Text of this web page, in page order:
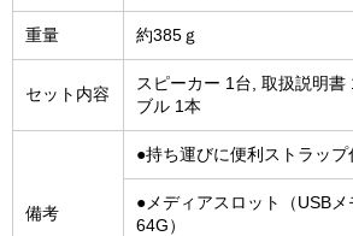
重量 約385ｇ
セット内容
スピーカー 1台, 取扱説明書
ブル 1本
備考
●持ち運びに便利ストラップ
●メディアスロット（USB
64G）